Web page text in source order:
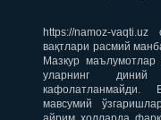
https://namoz-
вақтлари расмий
Мазкур маълумотлар
уларнинг
кафолатланмайди.
мавсумий